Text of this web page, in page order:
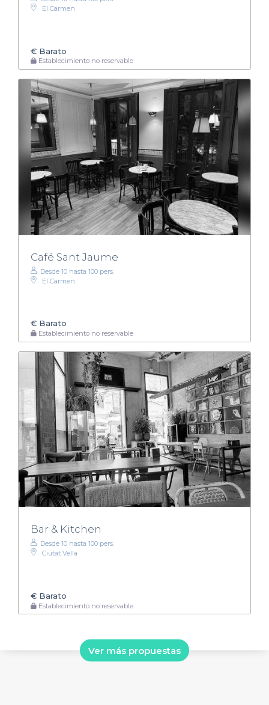
El Carmen
€ Barato
Establecimiento no reservable
Café Sant Jaume
Desde 10 hasta 100 pers.
El Carmen
€ Barato
Establecimiento no reservable
Bar & Kitchen
Desde 10 hasta 100 pers.
Ciutat Vella
€ Barato
Establecimiento no reservable
Ver más propuestas